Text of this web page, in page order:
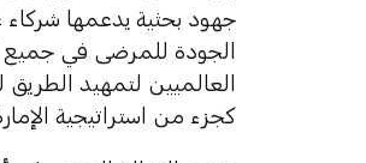
جهود بحثية يدعمها شركاء
الجودة للمرضى في جميع
العالميين لتمهيد الطريق
كجزء من استراتيجية